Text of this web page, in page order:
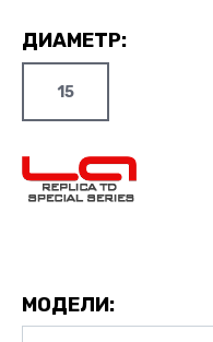
ДИАМЕТР:
15
МОДЕЛИ: